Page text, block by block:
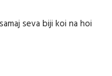
seva biji koi na hoi